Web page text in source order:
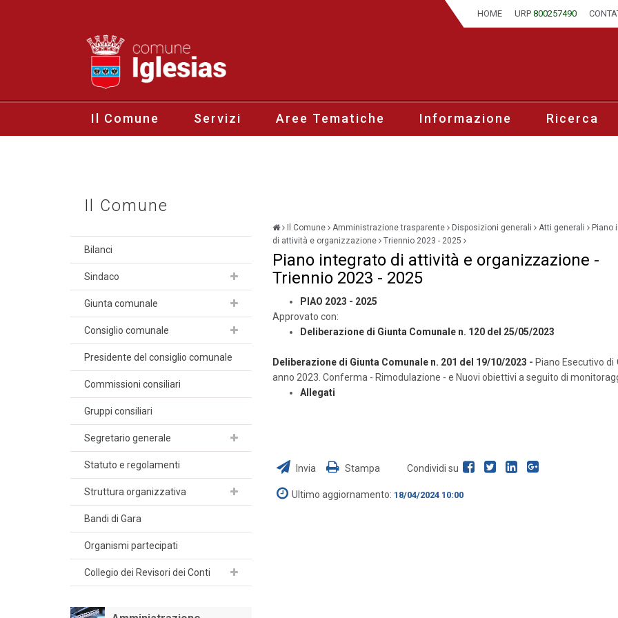
HOME URP 800257490
Il Comune Servizi Aree Tematiche Informazione Ricerca
Il Comune
Bilanci
Sindaco
Giunta comunale
Consiglio comunale
Presidente del consiglio comunale
Commissioni consiliari
Gruppi consiliari
Segretario generale
Statuto e regolamenti
Struttura organizzativa
Bandi di Gara
Organismi partecipati
Collegio dei Revisori dei Conti
Il Comune Amministrazione trasparente Disposizioni generali Atti generali
Piano
di attività e organizzazione
Triennio 2023 - 2025
Piano integrato di attività e organizzazione -
Triennio 2023 - 2025
PIAO 2023 - 2025
Approvato con:
Deliberazione di Giunta Comunale n. 120 del 25/05/2023
Deliberazione di Giunta Comunale n. 201 del 19/10/2023 - Piano Esecutivo di
anno 2023. Conferma - Rimodulazione - e Nuovi obiettivi a seguito di
Allegati
Invia Stampa Condividi su
Ultimo aggiornamento: 18/04/2024 10:00